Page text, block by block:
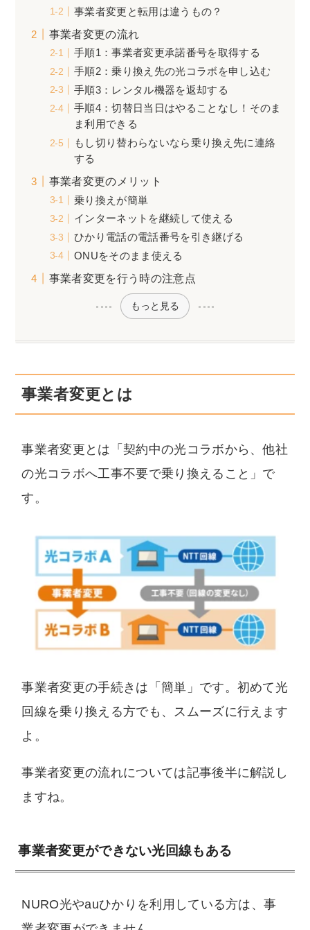
事業者変更と転用は違うもの？
事業者変更の流れ
手順1：事業者変更承諾番号を取得する
手順2：乗り換え先の光コラボを申し込む
手順3：レンタル機器を返却する
手順4：切替日当日はやることなし！そのま
ま利用できる
もし切り替わらないなら乗り換え先に連絡
する
事業者変更のメリット
乗り換えが簡単
インターネットを継続して使える
ひかり電話の電話番号を引き継げる
ONUをそのまま使える
事業者変更を行う時の注意点
もっと見る
事業者変更とは
事業者変更とは「契約中の光コラボから、他社
の光コラボへ工事不要で乗り換えること」で
す。
事業者変更の手続きは「簡単」です。初めて光
回線を乗り換える方でも、スムーズに行えます
よ。
事業者変更の流れについては記事後半に解説し
ますね。
事業者変更ができない光回線もある
NURO光やauひかりを利用している方は、事